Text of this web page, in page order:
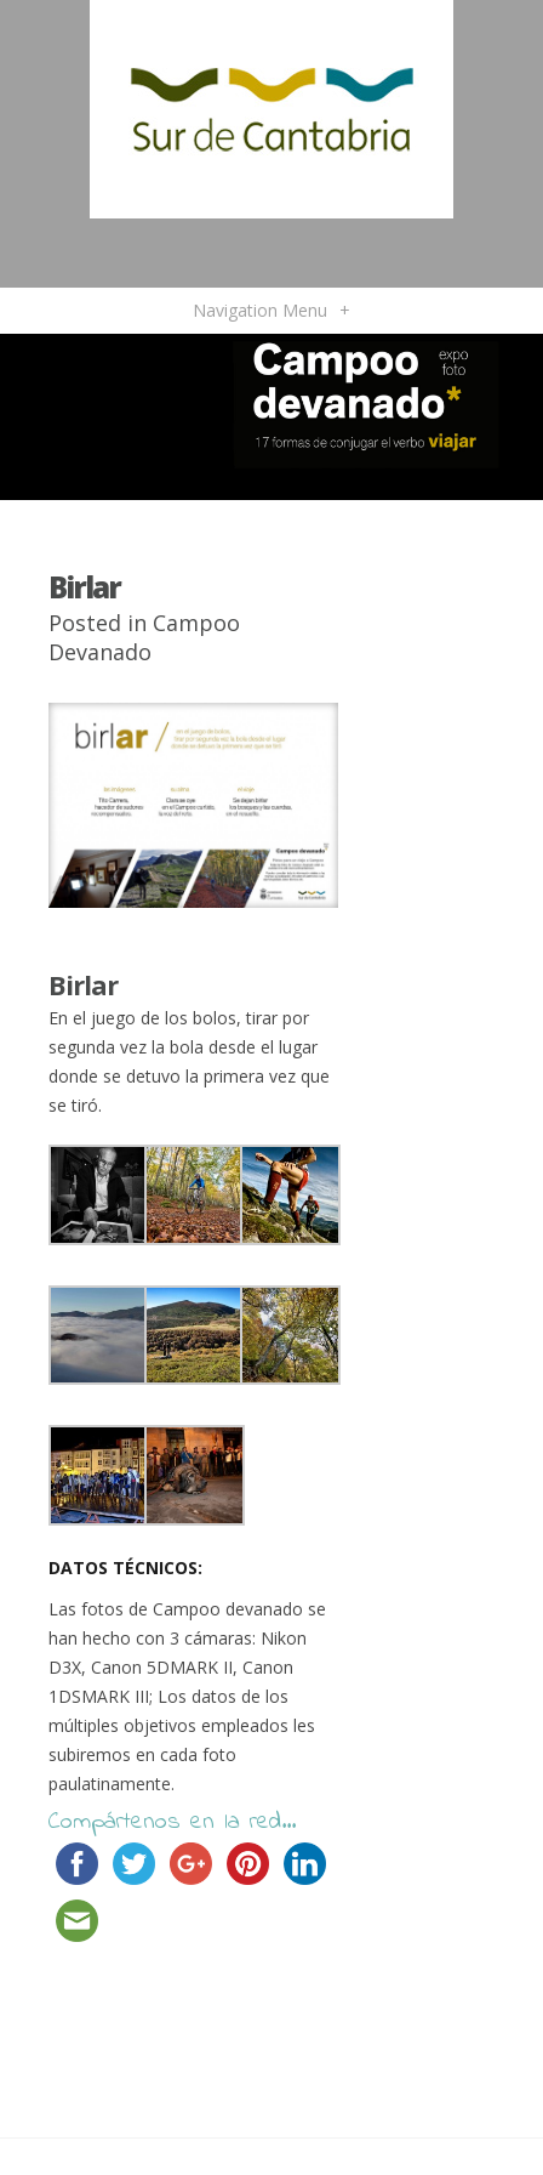
Navigation Menu +
Birlar
Posted in Campoo
Devanado
Birlar
En el juego de los bolos, tirar por
segunda vez la bola desde el lugar
donde se detuvo la primera vez que
se tiró.
DATOS TÉCNICOS:
Las fotos de Campoo devanado se
han hecho con 3 cámaras: Nikon
D3X, Canon 5DMARK II, Canon
1DSMARK III; Los datos de los
múltiples objetivos empleados les
subiremos en cada foto
paulatinamente.
Compártenos en la red...